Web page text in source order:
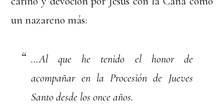
un nazareno más:
…Al que he tenido el honor de
acompañar en la Procesión de Jueves
Santo desde los once años.